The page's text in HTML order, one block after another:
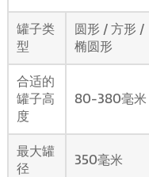
罐子类
型
圆形 / 方形 /
椭圆形
合适的
罐子高
度
80-380毫米
最大罐
径
350毫米